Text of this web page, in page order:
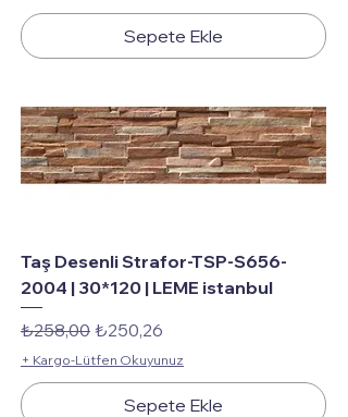
Sepete Ekle
Taş Desenli Strafor-TSP-S656-
2004 | 30*120 | LEME istanbul
Normal Fiyat
₺258,00 İndirimli Fiyat
₺250,26
+ Kargo-Lütfen Okuyunuz
Sepete Ekle